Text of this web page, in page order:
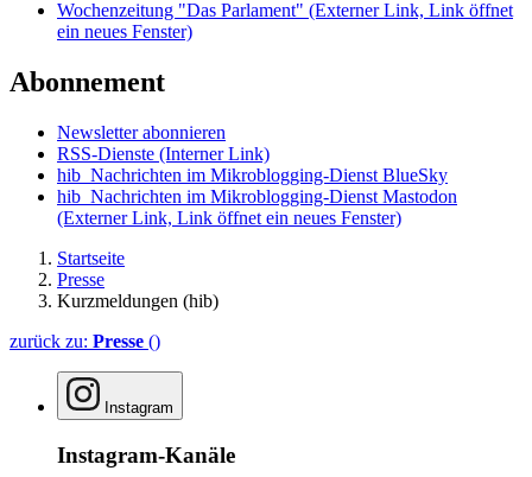
Wochenzeitung "Das Parlament" (Externer Link, Link öffnet
ein neues Fenster)
Abonnement
Newsletter abonnieren
RSS-Dienste (Interner Link)
hib_Nachrichten im Mikroblogging-Dienst BlueSky
hib_Nachrichten im Mikroblogging-Dienst Mastodon
(Externer Link, Link öffnet ein neues Fenster)
Startseite
Presse
Kurzmeldungen (hib)
zurück zu: Presse ()
Instagram
Instagram-Kanäle